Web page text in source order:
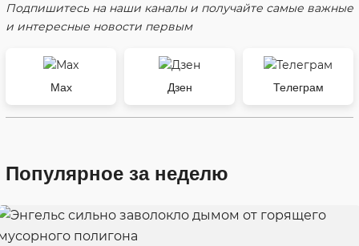
Подпишитесь на наши каналы и получайте самые важные
и интересные новости первым
Max Дзен Телеграм
Популярное за неделю